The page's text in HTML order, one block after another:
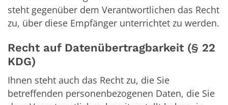
steht gegenüber dem Verantwortlichen das Recht
zu, über diese Empfänger unterrichtet zu werden.
Recht auf Datenübertragbarkeit (§ 22
KDG)
Ihnen steht auch das Recht zu, die Sie
betreffenden personenbezogenen Daten, die Sie